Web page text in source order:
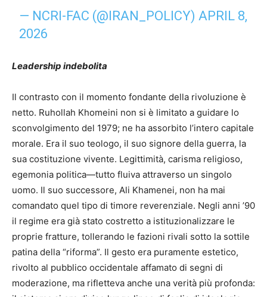
— NCRI-FAC (@IRAN_POLICY) APRIL 8,
2026
Leadership indebolita
Il contrasto con il momento fondante della rivoluzione è
netto. Ruhollah Khomeini non si è limitato a guidare lo
sconvolgimento del 1979; ne ha assorbito l’intero capitale
morale. Era il suo teologo, il suo signore della guerra, la
sua costituzione vivente. Legittimità, carisma religioso,
egemonia politica—tutto fluiva attraverso un singolo
uomo. Il suo successore, Ali Khamenei, non ha mai
comandato quel tipo di timore reverenziale. Negli anni ’90
il regime era già stato costretto a istituzionalizzare le
proprie fratture, tollerando le fazioni rivali sotto la sottile
patina della “riforma”. Il gesto era puramente estetico,
rivolto al pubblico occidentale affamato di segni di
moderazione, ma rifletteva anche una verità più profonda: